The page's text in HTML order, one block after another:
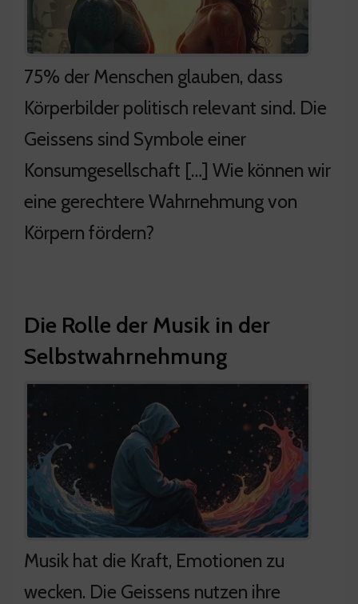
75% der Menschen glauben, dass
Körperbilder politisch relevant sind. Die
Geissens sind Symbole einer
Konsumgesellschaft […] Wie können wir
eine gerechtere Wahrnehmung von
Körpern fördern?
Die Rolle der Musik in der
Selbstwahrnehmung
Musik hat die Kraft, Emotionen zu
wecken. Die Geissens nutzen ihre